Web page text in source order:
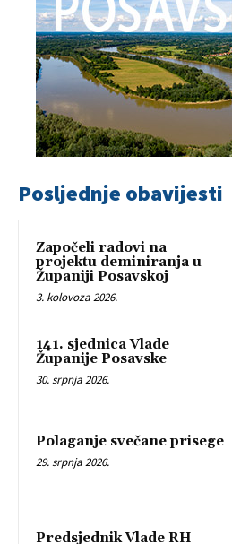
Posljednje obavijesti
Započeli radovi na
projektu deminiranja u
Županiji Posavskoj
3. kolovoza 2026.
141. sjednica Vlade
Županije Posavske
30. srpnja 2026.
Polaganje svečane prisege
29. srpnja 2026.
Predsjednik Vlade RH